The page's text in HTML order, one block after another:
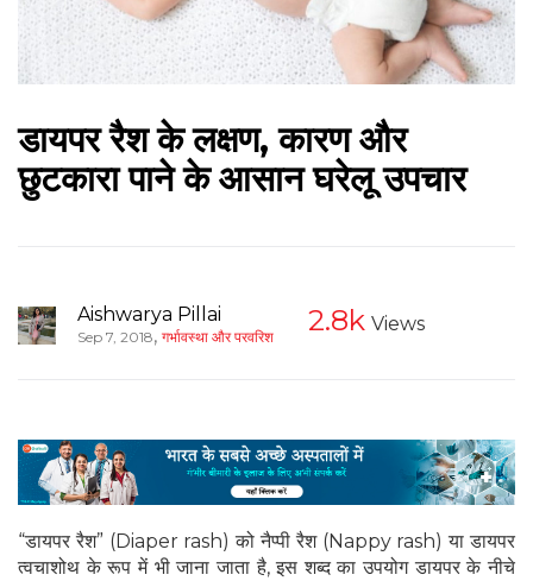
डायपर रैश के लक्षण, कारण और
छुटकारा पाने के आसान घरेलू उपचार
Aishwarya Pillai
Sep 7, 2018, गर्भावस्था और परवरिश 2.8k Views
“डायपर रैश” (Diaper rash) को नैप्पी रैश (Nappy rash) या डायपर
त्वचाशोथ के रूप में भी जाना जाता है, इस शब्द का उपयोग डायपर के नीचे